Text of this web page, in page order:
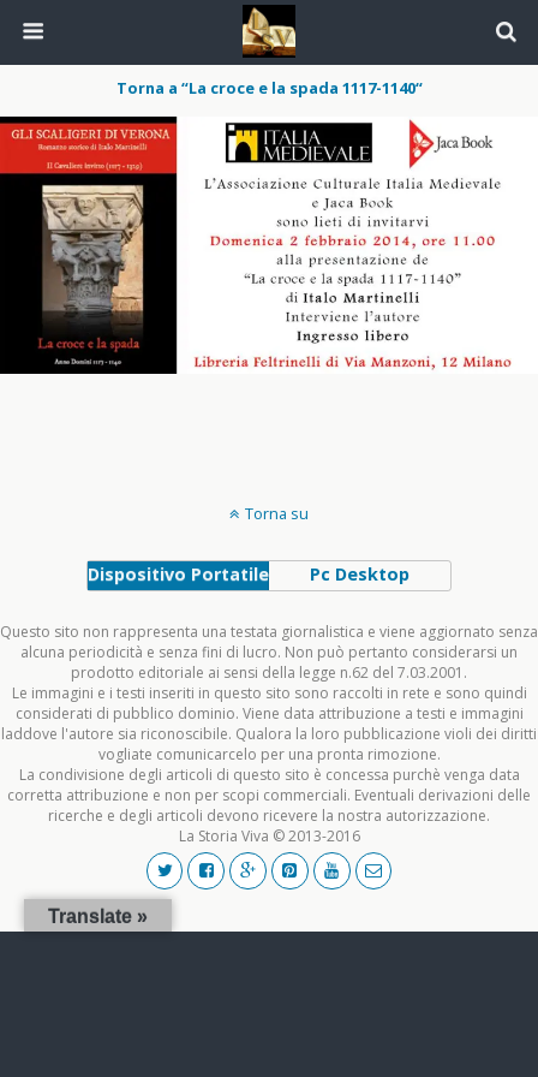
Torna a “La croce e la spada 1117-1140“
Torna su
Dispositivo Portatile Pc Desktop
Questo sito non rappresenta una testata giornalistica e viene aggiornato senza
alcuna periodicità e senza fini di lucro. Non può pertanto considerarsi un
prodotto editoriale ai sensi della legge n.62 del 7.03.2001.
Le immagini e i testi inseriti in questo sito sono raccolti in rete e sono quindi
considerati di pubblico dominio. Viene data attribuzione a testi e immagini
laddove l'autore sia riconoscibile. Qualora la loro pubblicazione violi dei diritti
vogliate comunicarcelo per una pronta rimozione.
La condivisione degli articoli di questo sito è concessa purchè venga data
corretta attribuzione e non per scopi commerciali. Eventuali derivazioni delle
ricerche e degli articoli devono ricevere la nostra autorizzazione.
La Storia Viva © 2013-2016
Translate »